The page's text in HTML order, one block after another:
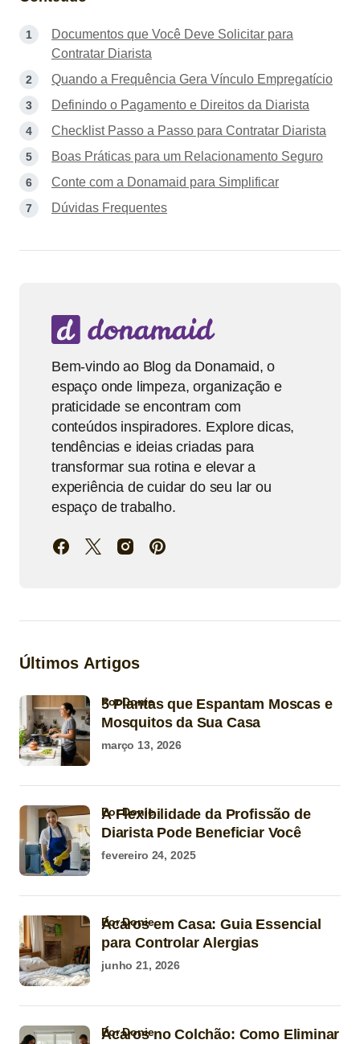
Documentos que Você Deve Solicitar para
Contratar Diarista
Quando a Frequência Gera Vínculo Empregatício
Definindo o Pagamento e Direitos da Diarista
Checklist Passo a Passo para Contratar Diarista
Boas Práticas para um Relacionamento Seguro
Conte com a Donamaid para Simplificar
Dúvidas Frequentes
Bem-vindo ao Blog da Donamaid, o
espaço onde limpeza, organização e
praticidade se encontram com
conteúdos inspiradores. Explore dicas,
tendências e ideias criadas para
transformar sua rotina e elevar a
experiência de cuidar do seu lar ou
espaço de trabalho.
Últimos Artigos
5 Plantas que Espantam Moscas e
Mosquitos da Sua Casa
por Donie
março 13, 2026
A Flexibilidade da Profissão de
Diarista Pode Beneficiar Você
por Donie
fevereiro 24, 2025
Ácaros em Casa: Guia Essencial
para Controlar Alergias
por Donie
junho 21, 2026
Ácaros no Colchão: Como Eliminar
por Donie